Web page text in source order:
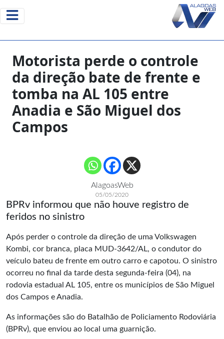
Motorista perde o controle
da direção bate de frente e
tomba na AL 105 entre
Anadia e São Miguel dos
Campos
AlagoasWeb
05/05/2020
BPRv informou que não houve registro de
feridos no sinistro
Após perder o controle da direção de uma Volkswagen
Kombi, cor branca, placa MUD-3642/AL, o condutor do
veículo bateu de frente em outro carro e capotou. O sinistro
ocorreu no final da tarde desta segunda-feira (04), na
rodovia estadual AL 105, entre os municípios de São Miguel
dos Campos e Anadia.
As informações são do Batalhão de Policiamento Rodoviária
(BPRv), que enviou ao local uma guarnição.